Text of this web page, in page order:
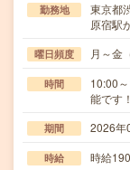
勤務地
東京都
原宿駅
曜日頻度 月～金
時間
10:00
能です！
期間 2026年
時給 時給